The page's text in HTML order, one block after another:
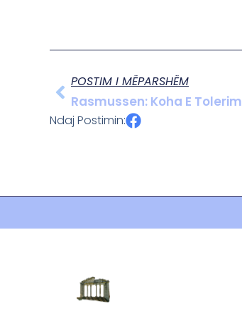
POSTIM I MËPARSHËM
Rasmussen: Koha E
Ndaj Postimin: